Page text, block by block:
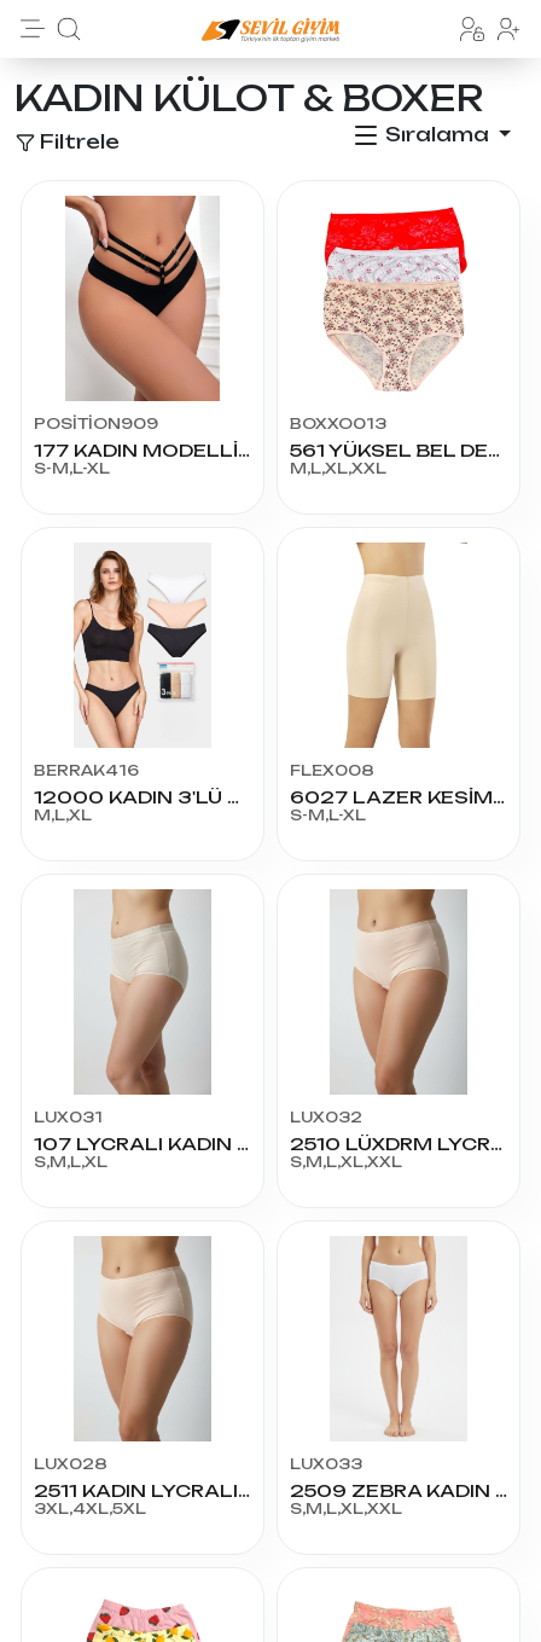
KADIN KÜLOT & BOXER
Filtrele Sıralama
POSİTİON909
177 KADIN MODELLİ KÜLOT
S-M,L-XL
BOXXO013
561 YÜKSEL BEL DESENLİ KÜLOT
M,L,XL,XXL
BERRAK416
12000 KADIN 3'LÜ BİKİNİ
M,L,XL
FLEX008
6027 LAZER KESİM SİLİKONLU BOXER
S-M,L-XL
LUX031
107 LYCRALI KADIN BATO KÜLOT
S,M,L,XL
LUX032
2510 LÜXDRM LYCRALI BATO KÜLOT
S,M,L,XL,XXL
LUX028
2511 KADIN LYCRALI SÜPER BATO KÜLOT
3XL,4XL,5XL
LUX033
2509 ZEBRA KADIN BATO KÜLOT
S,M,L,XL,XXL